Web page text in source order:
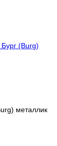
металлик